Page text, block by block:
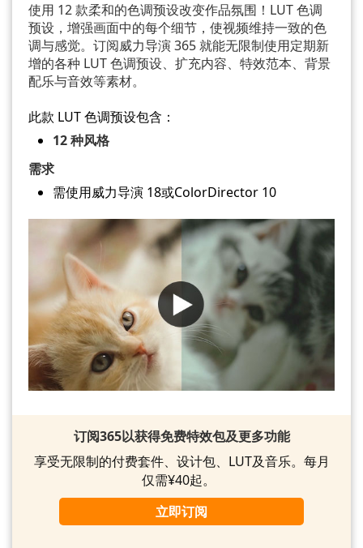
使用 12 款柔和的色调预设改变作品氛围！LUT 色调
预设，增强画面中的每个细节，使视频维持一致的色
调与感觉。订阅威力导演 365 就能无限制使用定期新
增的各种 LUT 色调预设、扩充内容、特效范本、背景
配乐与音效等素材。
此款 LUT 色调预设包含：
12 种风格
需求
需使用威力导演 18或ColorDirector 10
订阅365以获得免费特效包及更多功能
享受无限制的付费套件、设计包、LUT及音乐。每月
仅需¥40起。
立即订阅